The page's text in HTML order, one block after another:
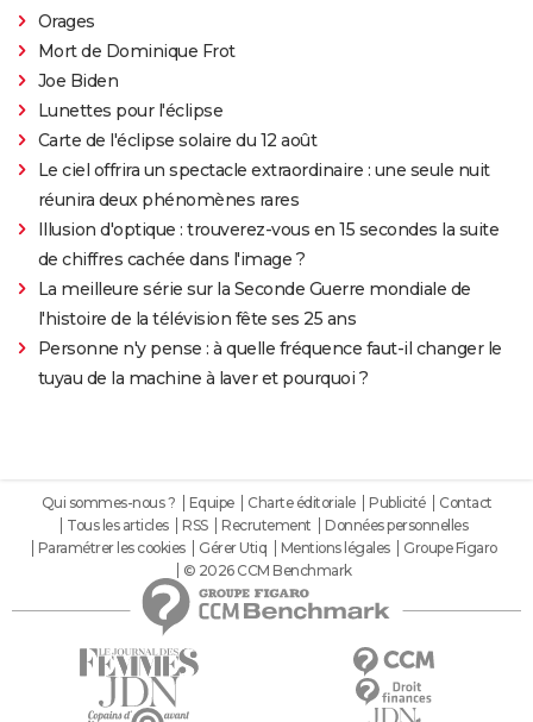
Orages
Mort de Dominique Frot
Joe Biden
Lunettes pour l'éclipse
Carte de l'éclipse solaire du 12 août
Le ciel offrira un spectacle extraordinaire : une seule nuit
réunira deux phénomènes rares
Illusion d'optique : trouverez-vous en 15 secondes la suite
de chiffres cachée dans l'image ?
La meilleure série sur la Seconde Guerre mondiale de
l'histoire de la télévision fête ses 25 ans
Personne n'y pense : à quelle fréquence faut-il changer le
tuyau de la machine à laver et pourquoi ?
Qui sommes-nous ? Equipe Charte éditoriale Publicité
Contact
Tous les articles
RSS Recrutement
Données personnelles
Paramétrer les cookies
Gérer Utiq Mentions légales
Groupe Figaro
© 2026 CCM Benchmark